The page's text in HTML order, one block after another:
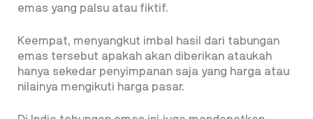
emas yang palsu atau fiktif.
Keempat, menyangkut imbal hasil dari tabungan
emas tersebut apakah akan diberikan ataukah
hanya sekedar penyimpanan saja yang harga atau
nilainya mengikuti harga pasar.